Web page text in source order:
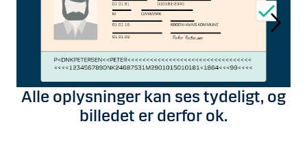
Alle oplysninger kan ses tydeligt, og
billedet er derfor ok.